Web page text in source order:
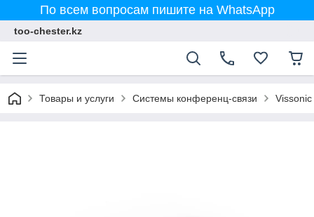
По всем вопросам пишите на WhatsApp
too-chester.kz
Товары и услуги Системы конференц-связи Vissonic